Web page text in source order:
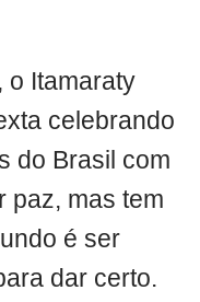
o Itamaraty
celebrando
do Brasil com
paz, mas tem
é ser
dar certo.